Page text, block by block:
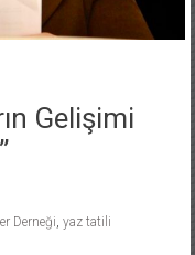
Gelişimi
Derneği yaz tatili